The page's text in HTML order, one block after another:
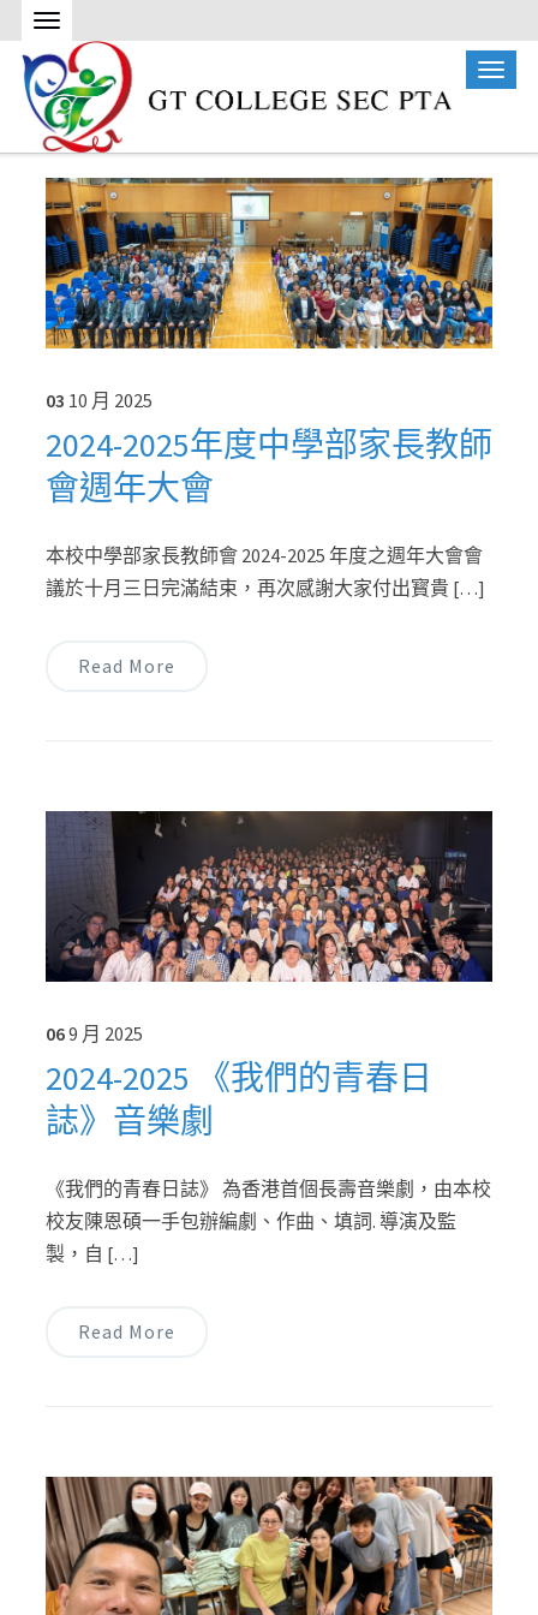
03 10 月 2025
2024-2025年度中學部家長教師
會週年大會
本校中學部家長教師會 2024-2025 年度之週年大會會
議於十月三日完滿結束，再次感謝大家付出寳貴 […]
Read More
069 月 2025
2024-2025 《我們的青春日
誌》音樂劇
《我們的青春日誌》 為香港⾸個⻑壽⾳樂劇，由本校
校友陳恩碩⼀⼿包辦編劇、作曲、填詞. 導演及監
製，⾃ […]
Read More